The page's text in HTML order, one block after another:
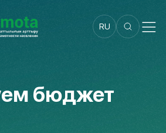
RU
бюджет